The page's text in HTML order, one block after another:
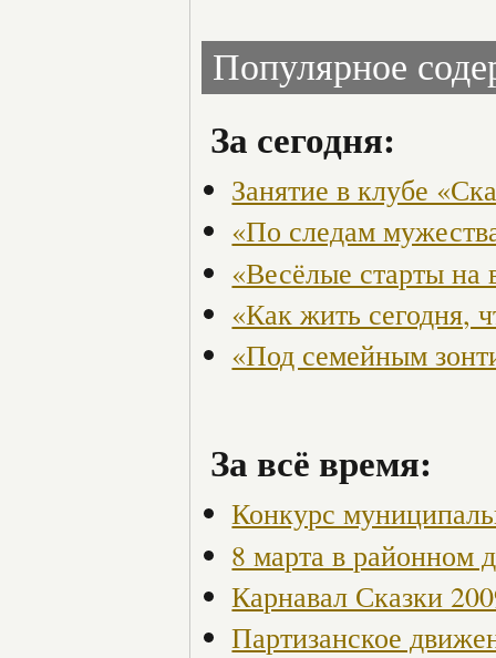
Популярное
За сегодня:
Занятие в клубе
«По следам
«Весёлые старты на
«Как жить сегодня,
«Под семейным
За всё время:
Конкурс
8 марта в районном
Карнавал Сказки
Партизанское